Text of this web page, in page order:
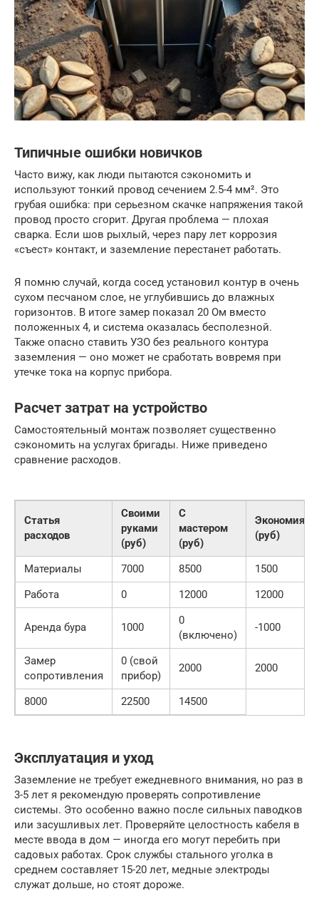
Типичные ошибки новичков
Часто вижу, как люди пытаются сэкономить и
используют тонкий провод сечением 2.5-4 мм². Это
грубая ошибка: при серьезном скачке напряжения такой
провод просто сгорит. Другая проблема — плохая
сварка. Если шов рыхлый, через пару лет коррозия
«съест» контакт, и заземление перестанет работать.
Я помню случай, когда сосед установил контур в очень
сухом песчаном слое, не углубившись до влажных
горизонтов. В итоге замер показал 20 Ом вместо
положенных 4, и система оказалась бесполезной.
Также опасно ставить УЗО без реального контура
заземления — оно может не сработать вовремя при
утечке тока на корпус прибора.
Расчет затрат на устройство
Самостоятельный монтаж позволяет существенно
сэкономить на услугах бригады. Ниже приведено
сравнение расходов.
Статья
расходов
Своими
руками
(руб)
С
мастером
(руб)
Экономия
(руб)
Материалы 7000 8500
1500
Работа
0 12000 12000
Аренда бура 1000
0
(включено)
-1000
Замер
сопротивления
0 (свой
прибор)
2000 2000
8000 22500 14500
Эксплуатация и уход
Заземление не требует ежедневного внимания, но раз в
3-5 лет я рекомендую проверять сопротивление
системы. Это особенно важно после сильных паводков
или засушливых лет. Проверяйте целостность кабеля в
месте ввода в дом — иногда его могут перебить при
садовых работах. Срок службы стального уголка в
среднем составляет 15-20 лет, медные электроды
служат дольше, но стоят дороже.